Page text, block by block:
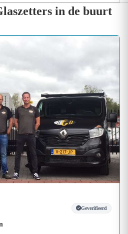
in de buurt
Geverifieerd